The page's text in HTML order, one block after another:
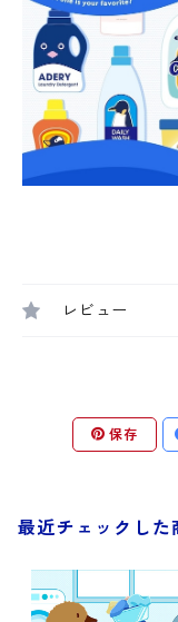
レビュー
保存
最近チェックした